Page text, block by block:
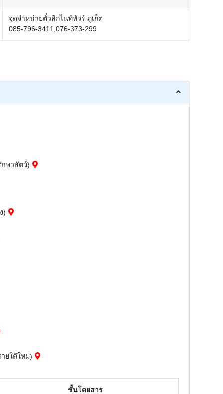
จุดจำหน่ายตั๋วลิกไนท์ทัวร์ ภูเก็ต
085-796-3411,076-373-299
ษาสัตว์)
)
ยใต้ใหม่)
ชั้นโดยสาร